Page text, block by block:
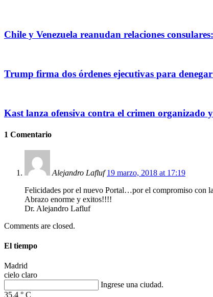
Chile y Venezuela reanudan relaciones
Trump firma dos órdenes ejecutivas para
Kast lanza ofensiva contra el crimen organizado
1 Comentario
Alejandro Lafluf 19 marzo, 2018 at 17:19
Felicidades por el nuevo Portal…por el compromiso con
Abrazo enorme y exitos!!!!
Dr. Alejandro Lafluf
Comments are closed.
El tiempo
Madrid
cielo claro
Ingrese una ciudad.
35.4 ° C